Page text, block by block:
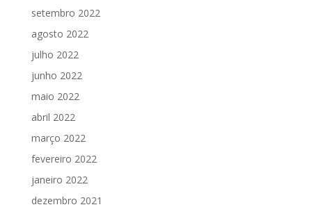
setembro 2022
agosto 2022
julho 2022
junho 2022
maio 2022
abril 2022
março 2022
fevereiro 2022
janeiro 2022
dezembro 2021